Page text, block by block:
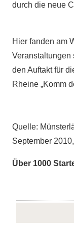
durch die neue
Hier fanden am
Veranstaltungen
den Auftakt für
Rheine „Komm
Quelle:
September
Über 1000